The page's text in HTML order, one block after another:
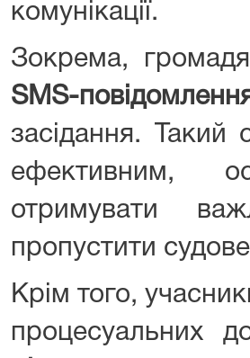
комунікації.
Зокрема,
SMS-повідомлення
засідання. Такий
ефективним,
отримувати
пропустити
Крім того,
процесуальних